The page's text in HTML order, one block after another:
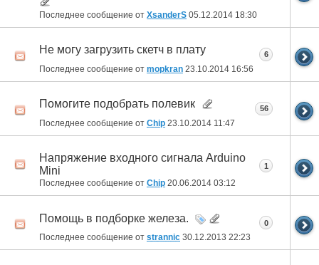
Последнее сообщение от XsanderS 05.12.2014 18:30
Не могу загрузить скетч в плату
Последнее сообщение от mopkran 23.10.2014 16:56
6
Помогите подобрать полевик
Последнее сообщение от Chip 23.10.2014 11:47
56
Напряжение входного сигнала Arduino
Mini
Последнее сообщение от Chip 20.06.2014 03:12
1
Помощь в подборке железа.
Последнее сообщение от strannic 30.12.2013 22:23
0